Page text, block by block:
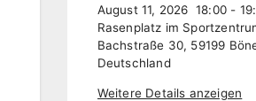
August 11, 2026 18:00-
Rasenplatz im
Bachstraße 30, 59199
Deutschland
Weitere Details anzeigen